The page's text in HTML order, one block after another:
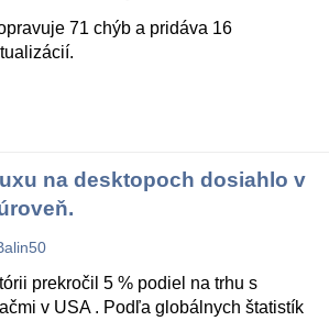
71 chýb a pridáva 16
na desktopoch dosiahlo v
prekročil 5 % podiel na trhu s
v USA . Podľa globálnych štatistík